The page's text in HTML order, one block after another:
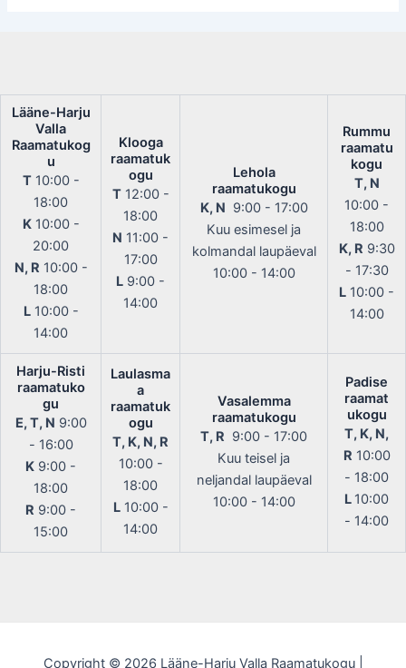
Lääne-Harju
Valla
Raamatukog
u
T10:00 -
18:00
K10:00 -
20:00
N, R 10:00 -
18:00
L10:00 -
14:00
Klooga
raamatuk
ogu
T12:00 -
18:00
N 11:00 -
17:00
L 9:00 -
14:00
Lehola
raamatukogu
K, N 9:00 - 17:00
Kuu esimesel ja
kolmandal laupäeval
10:00 - 14:00
Rummu
raamatu
kogu
T, N
10:00 -
18:00
K, R 9:30
- 17:30
L 10:00 -
14:00
Harju-Risti
raamatuko
gu
E, T, N 9:00
- 16:00
K 9:00 -
18:00
R 9:00 -
15:00
Laulasma
a
raamatuk
ogu
T, K, N, R
10:00 -
18:00
L10:00 -
14:00
Vasalemma
raamatukogu
T, R 9:00 - 17:00
Kuu teisel ja
neljandal laupäeval
10:00 - 14:00
Padise
raamat
ukogu
T, K, N,
R 10:00
- 18:00
L 10:00
- 14:00
Copyright © 2026 Lääne-Harju Valla Raamatukogu |